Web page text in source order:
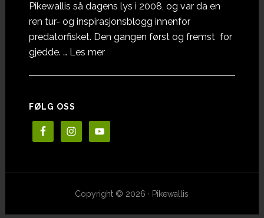
Pikewallis så dagens lys i 2008, og var da en
ren tur- og inspirasjonsblogg innenfor
predatorfisket. Den gangen først og fremst for
gjedde. … Les meromOm
FØLG OSS
Copyright © 2026 · Pikewallis